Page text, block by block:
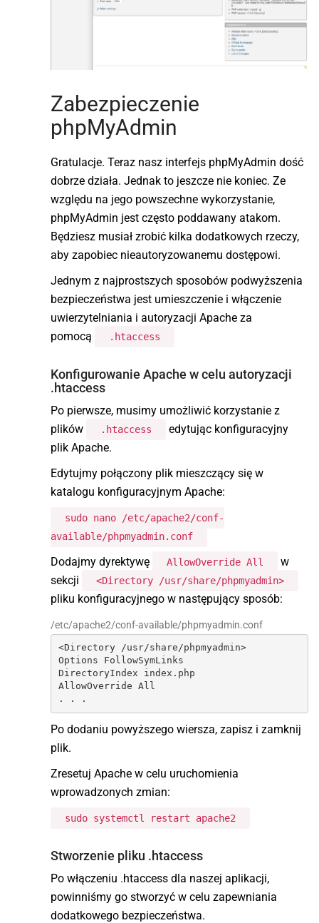
Zabezpieczenie
phpMyAdmin
Gratulacje. Teraz nasz interfejs phpMyAdmin dość
dobrze działa. Jednak to jeszcze nie koniec. Ze
względu na jego powszechne wykorzystanie,
phpMyAdmin jest często poddawany atakom.
Będziesz musiał zrobić kilka dodatkowych rzeczy,
aby zapobiec nieautoryzowanemu dostępowi.
Jednym z najprostszych sposobów podwyższenia
bezpieczeństwa jest umieszczenie i włączenie
uwierzytelniania i autoryzacji Apache za
pomocą
.htaccess
Konfigurowanie Apache w celu autoryzacji
.htaccess
Po pierwsze, musimy umożliwić korzystanie z
plików
.htaccess
edytując konfiguracyjny
plik Apache.
Edytujmy połączony plik mieszczący się w
katalogu konfiguracyjnym Apache:
sudo nano /etc/apache2/conf-
available/phpmyadmin.conf
Dodajmy dyrektywę AllowOverride All
w
sekcji
<Directory /usr/share/phpmyadmin>
pliku konfiguracyjnego w następujący sposób:
/etc/apache2/conf-available/phpmyadmin.conf
<Directory /usr/share/phpmyadmin>
Options FollowSymLinks
DirectoryIndex index.php
AllowOverride All
. . .
Po dodaniu powyższego wiersza, zapisz i zamknij
plik.
Zresetuj Apache w celu uruchomienia
wprowadzonych zmian:
sudo systemctl restart apache2
Stworzenie pliku .htaccess
Po włączeniu .htaccess dla naszej aplikacji,
powinniśmy go stworzyć w celu zapewniania
dodatkowego bezpieczeństwa.